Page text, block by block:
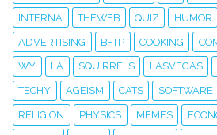
INTERNA THEWEB QUIZ HUMOR
ADVERTISING BFTP COOKING
WY LA SQUIRRELS LASVEGAS
TECHY AGEISM CATS SOFTWARE
RELIGION PHYSICS MEMES